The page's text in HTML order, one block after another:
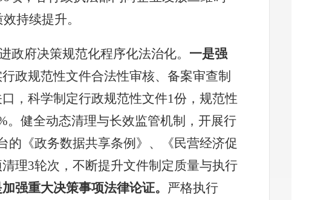
持续提升。
政府决策规范化程序化法治化。 一是强
政规范性文件合法性审核、备案审查制
，科学制定行政规范性文件1份，规范性
。健全动态清理与长效监管机制，开展行
的《政务数据共享条例》、《民营经济促
理3轮次，不断提升文件制定质量与执行
强重大决策事项法律论证。 严格执行